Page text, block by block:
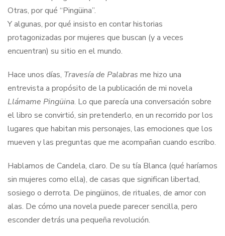
Otras, por qué “Pingüina”.
Y algunas, por qué insisto en contar historias
protagonizadas por mujeres que buscan (y a veces
encuentran) su sitio en el mundo.
Hace unos días, Travesía de Palabras me hizo una
entrevista a propósito de la publicación de mi novela
Llámame Pingüina. Lo que parecía una conversación sobre
el libro se convirtió, sin pretenderlo, en un recorrido por los
lugares que habitan mis personajes, las emociones que los
mueven y las preguntas que me acompañan cuando escribo.
Hablamos de Candela, claro. De su tía Blanca (qué haríamos
sin mujeres como ella), de casas que significan libertad,
sosiego o derrota. De pingüinos, de rituales, de amor con
alas. De cómo una novela puede parecer sencilla, pero
esconder detrás una pequeña revolución.